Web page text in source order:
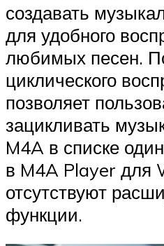
создавать
для удобного
любимых песен.
циклического
позволяет
зацикливать
M4A в списке
в M4A Player для
отсутствуют
функции.